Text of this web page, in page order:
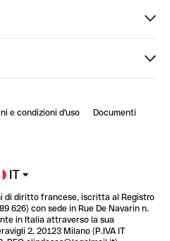
come organizzare...
e condizioni d'uso Documenti
IT
di diritto francese, iscritta al Registro
626) con sede in Rue De Navarin n.
in Italia attraverso la sua
2, 20123 Milano (P.IVA IT